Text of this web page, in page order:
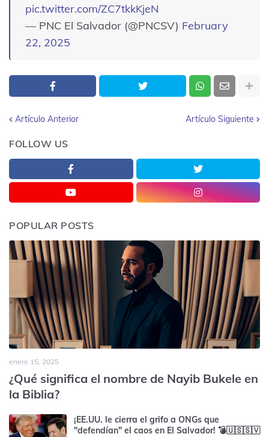
pic.twitter.com/ZC7tkkKjeN
— PNC El Salvador (@PNCSV) February
22, 2025
Artículo Anterior Artículo Siguiente
FOLLOW US
POPULAR POSTS
enero 15, 2025
¿Qué significa el nombre de Nayib Bukele en
la Biblia?
¡EE.UU. le cierra el grifo a ONGs que
"defendían" el caos en El Salvador! 💣🇺🇸🇸🇻